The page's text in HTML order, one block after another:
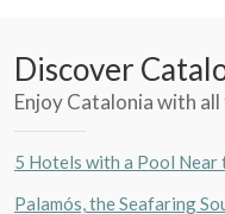
Discover
Enjoy Catalonia with all
5 Hotels with a Pool Near
Palamós, the Seafaring